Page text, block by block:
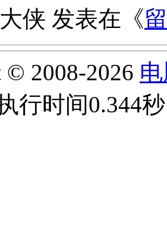
侠 发表在《
© 2008-2026
行时间0.344秒